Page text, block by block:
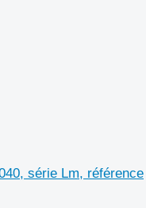
série Lm, référence